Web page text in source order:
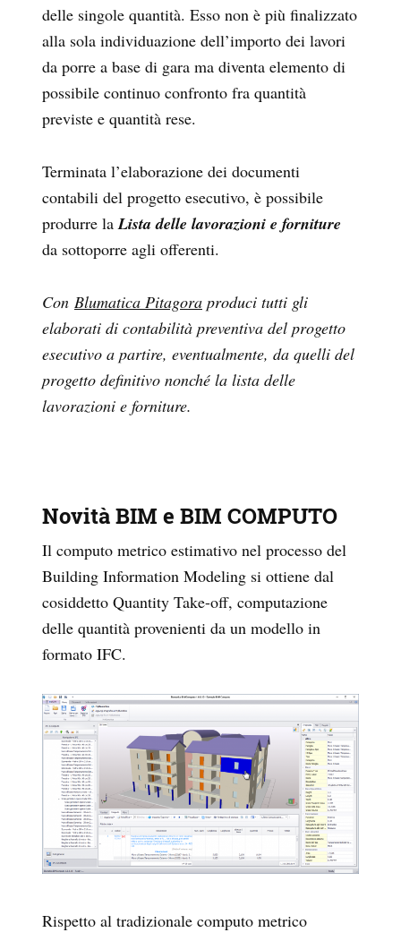
delle singole quantità. Esso non è più finalizzato
alla sola individuazione dell’importo dei lavori
da porre a base di gara ma diventa elemento di
possibile continuo confronto fra quantità
previste e quantità rese.
Terminata l’elaborazione dei documenti
contabili del progetto esecutivo, è possibile
produrre laLista delle lavorazioni e forniture
da sottoporre agli offerenti.
Con Blumatica Pitagora produci tutti gli
elaborati di contabilità preventiva del progetto
esecutivo a partire, eventualmente, da quelli del
progetto definitivo nonché la lista delle
lavorazioni e forniture.
Novità BIM e BIM COMPUTO
Il computo metrico estimativo nel processo del
Building Information Modeling si ottiene dal
cosiddetto Quantity Take-off, computazione
delle quantità provenienti da un modello in
formato IFC.
Rispetto al tradizionale computo metrico